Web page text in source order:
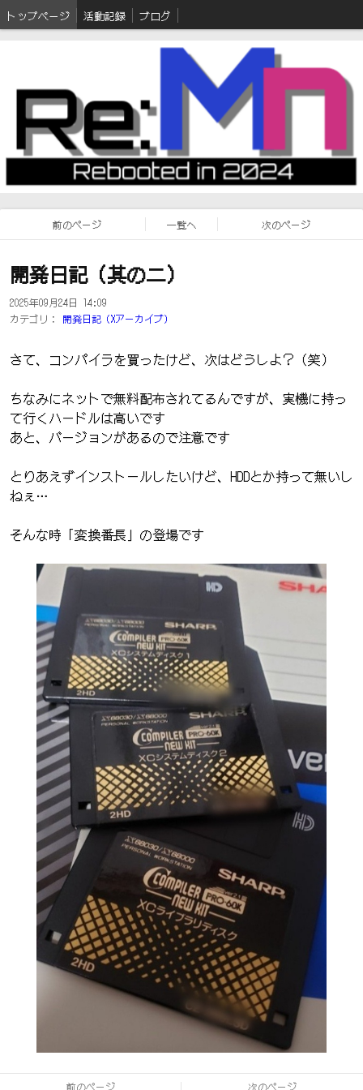
トップページ 活動記録 ブログ
前のページ 一覧へ 次のページ
開発日記（其の二）
2025年09月24日 14:09
カテゴリ：
開発日記（Xアーカイブ）
さて、コンパイラを買ったけど、次はどうしよ？（笑）
ちなみにネットで無料配布されてるんですが、実機に持っ
て行くハードルは高いです
あと、バージョンがあるので注意です
とりあえずインストールしたいけど、HDDとか持って無いし
ねぇ…
そんな時「変換番長」の登場です
前のページ 次のページ